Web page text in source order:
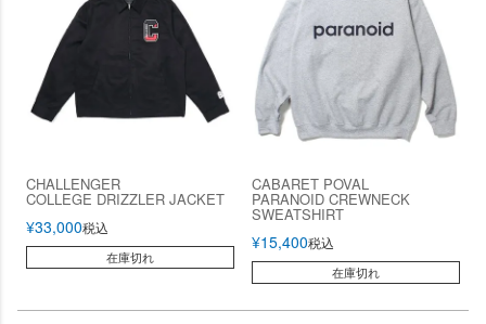
CHALLENGER
COLLEGE DRIZZLER JACKET
¥33,000税込
在庫切れ
CABARET POVAL
PARANOID CREWNECK
SWEATSHIRT
¥15,400税込
在庫切れ